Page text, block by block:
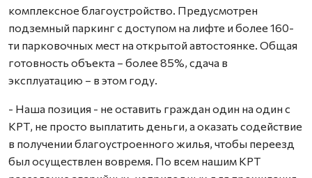
комплексное благоустройство. Предусмотрен
подземный паркинг с доступом на лифте и более 160-
ти парковочных мест на открытой автостоянке. Общая
готовность объекта – более 85%, сдача в
эксплуатацию – в этом году.
- Наша позиция - не оставить граждан один на один с
КРТ, не просто выплатить деньги, а оказать содействие
в получении благоустроенного жилья, чтобы переезд
был осуществлен вовремя. По всем нашим КРТ